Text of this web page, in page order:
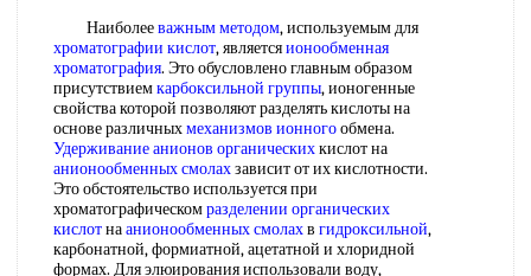
Наиболееважным методом, используемым для
хроматографии кислот, являетсяионообменная
хроматография. Это обусловлено главным образом
присутствиемкарбоксильной группы, ионогенные
свойства которой позволяют разделять кислоты на
основе различныхмеханизмов ионногообмена.
Удерживание анионов органическихкислот на
анионообменных смолахзависит от их кислотности.
Это обстоятельство используется при
хроматографическомразделении органических
кислотнаанионообменных смолахв гидроксильной,
карбонатной, формиатной, ацетатной и хлоридной
формах. Для элюирования использовали воду,